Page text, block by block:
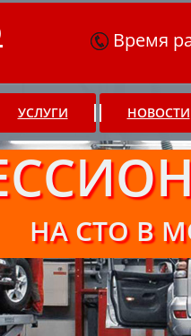
Время
УСЛУГИ НОВОСТИ
НА СТО В